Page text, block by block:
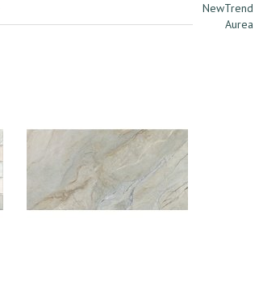
NewTrend
Aurea